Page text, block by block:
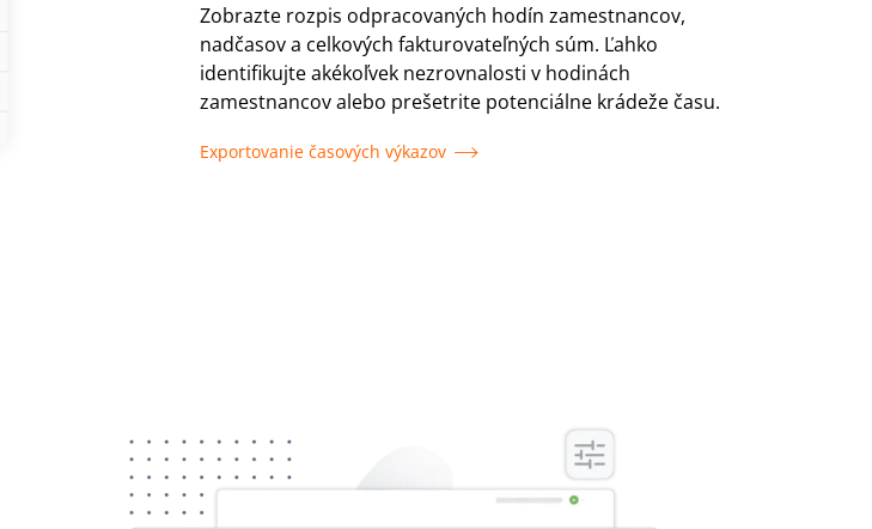
Zobrazte rozpis odpracovaných hodín zamestnancov,
nadčasov a celkových fakturovateľných súm. Ľahko
identifikujte akékoľvek nezrovnalosti v hodinách
zamestnancov alebo prešetrite potenciálne krádeže času.
Exportovanie časových výkazov